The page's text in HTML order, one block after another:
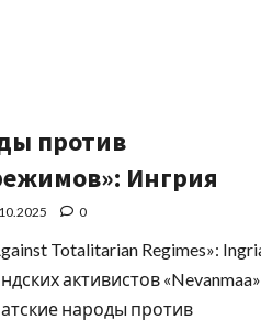
против
Ингрия
0
Totalitarian Regimes»:
активистов «Nevanmaa»
народы против